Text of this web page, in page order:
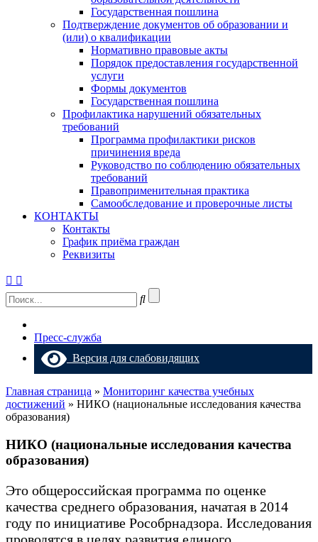
Государственная пошлина
Подтверждение документов об образовании и
(или) о квалификации
Нормативно правовые акты
Порядок предоставления государственной
услуги
Формы документов
Государственная пошлина
Профилактика нарушений обязательных
требований
Программа профилактики рисков
причинения вреда
Руководство по соблюдению обязательных
требований
Правоприменительная практика
Самообследование и проверочные листы
КОНТАКТЫ
Контакты
График приёма граждан
Реквизиты
Пресс-служба
Версия для слабовидящих
Главная страница » Мониторинг качества учебных
достижений » НИКО (национальные исследования качества
образования)
НИКО (национальные исследования качества
образования)
Это общероссийская программа по оценке
качества среднего образования, начатая в 2014
году по инициативе Рособрнадзора. Исследования